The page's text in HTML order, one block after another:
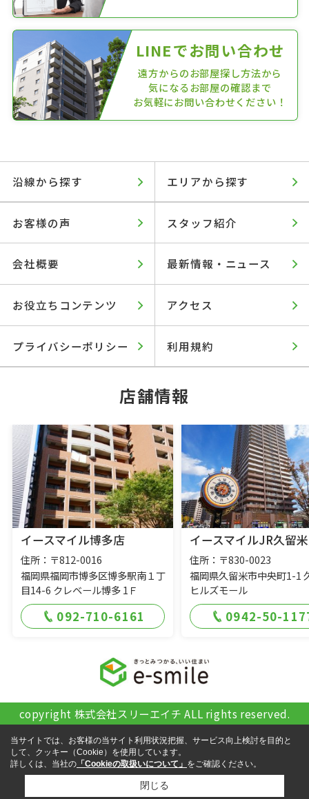
LINEでお問い合わせ
遠方からのお部屋探し方法から
気になるお部屋の確認まで
お気軽にお問い合わせください！
沿線から探す エリアから探す
お客様の声 スタッフ紹介
会社概要 最新情報・ニュース
お役立ちコンテンツ アクセス
プライバシーポリシー 利用規約
店舗情報
イースマイル博多店
住所：〒812-0016
福岡県福岡市博多区博多駅南１丁
目14-6 クレベール博多 1Ｆ
092-710-6161
イースマイルJR久留
住所：〒830-0023
福岡県久留米市中央町1-1
ヒルズモール
0942-50-
copyright 株式会社スリーエイチ ALL rights reserved.
当サイトでは、お客様の当サイト利用状況把握、サービス向上検討を目的と
して、クッキー（Cookie）を使用しています。
詳しくは、当社の 「Cookieの取扱いについて」 をご確認ください。
閉じる